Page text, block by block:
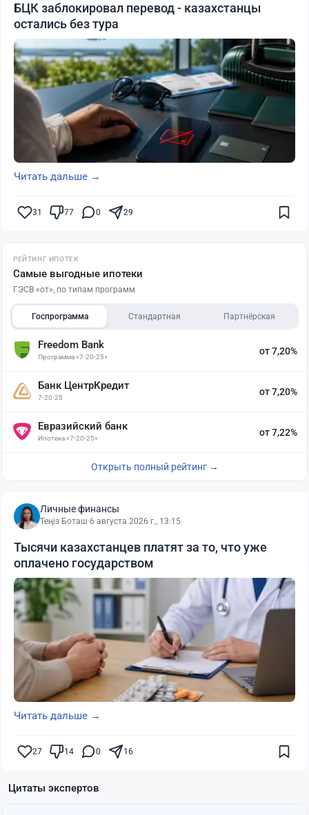
БЦК заблокировал перевод - казахстанцы
остались без тура
Читать дальше →
31 77 0 29
РЕЙТИНГ ИПОТЕК
Самые выгодные ипотеки
ГЭСВ «от», по типам программ
Госпрограмма Стандартная Партнёрская
Freedom Bank
Программа «7-20-25»
от 7,20%
Банк ЦентрКредит
7-20-25
от 7,20%
Евразийский банк
Ипотека «7-20-25»
от 7,22%
Открыть полный рейтинг →
Личные финансы
Теңіз Боташ·6 августа 2026 г., 13:15
Тысячи казахстанцев платят за то, что уже
оплачено государством
Читать дальше →
27 14 0 16
Цитаты экспертов